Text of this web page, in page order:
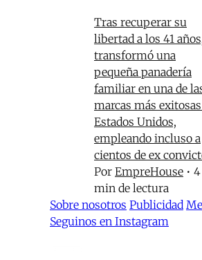
Tras recuperar su
libertad a los 41
transformó una
pequeña panadería
familiar en una de
marcas más
Estados Unidos,
empleando incluso a
cientos de ex
Por EmpreHouse • 4
min de lectura
Sobre nosotros Publicidad
Seguinos en Instagram